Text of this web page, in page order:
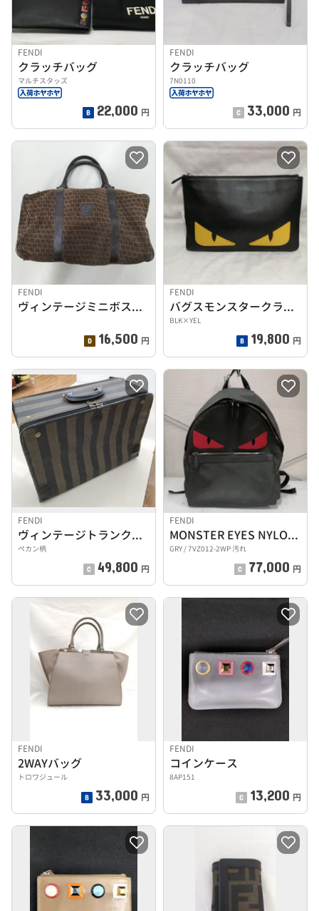
FENDI
クラッチバッグ
マルチスタッズ
22,000 円
FENDI
クラッチバッグ
7N0110
33,000 円
FENDI
ヴィンテージミニボストンバッグ
16,500 円
FENDI
バグスモンスタークラッチバッグ
BLK×YEL
19,800 円
FENDI
ヴィンテージトランクケース
ペカン柄
49,800 円
FENDI
MONSTER EYES NYLON BACKPACK
GRY / 7VZ012-2WP 汚れ
77,000 円
FENDI
2WAYバッグ
トロワジュール
33,000 円
FENDI
コインケース
8AP151
13,200 円